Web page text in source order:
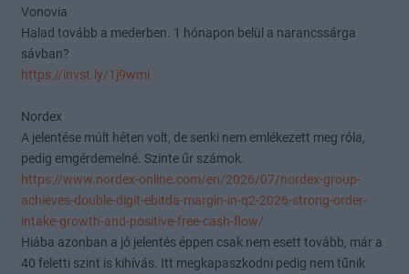
Vonovia
Halad tovább a mederben. 1 hónapon belül a narancssárga
sávban?
https://invst.ly/1j9wmi
Nordex
A jelentése múlt héten volt, de senki nem emlékezett meg róla,
pedig emgérdemelné. Szinte űr számok.
https://www.nordex-online.com/en/2026/07/nordex-group-
achieves-double-digit-ebitda-margin-in-q2-2026-strong-order-
intake-growth-and-positive-free-cash-flow/
Hiába azonban a jó jelentés éppen csak nem esett tovább, már a
40 feletti szint is kihívás. Itt megkapaszkodni pedig nem tűnik